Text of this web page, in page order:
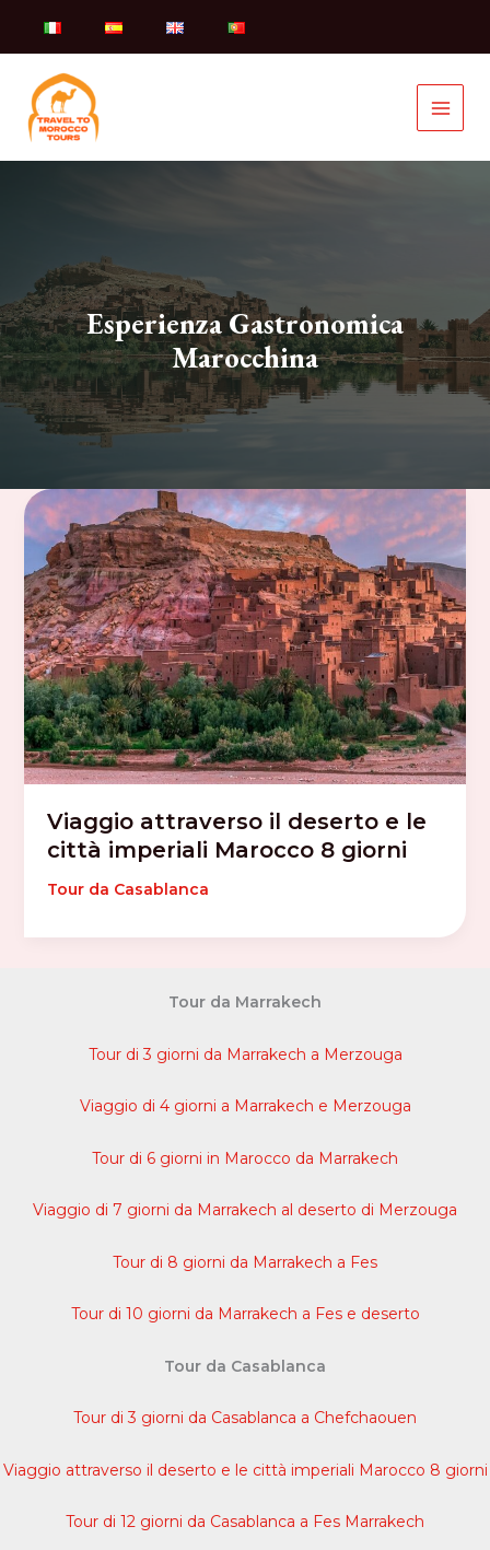
Esperienza Gastronomica
Marocchina
Viaggio attraverso il deserto e le
città imperiali Marocco 8 giorni
Tour da Casablanca
Tour da Marrakech
Tour di 3 giorni da Marrakech a Merzouga
Viaggio di 4 giorni a Marrakech e Merzouga
Tour di 6 giorni in Marocco da Marrakech
Viaggio di 7 giorni da Marrakech al deserto di Merzouga
Tour di 8 giorni da Marrakech a Fes
Tour di 10 giorni da Marrakech a Fes e deserto
Tour da Casablanca
Tour di 3 giorni da Casablanca a Chefchaouen
Viaggio attraverso il deserto e le città imperiali Marocco 8 giorni
Tour di 12 giorni da Casablanca a Fes Marrakech